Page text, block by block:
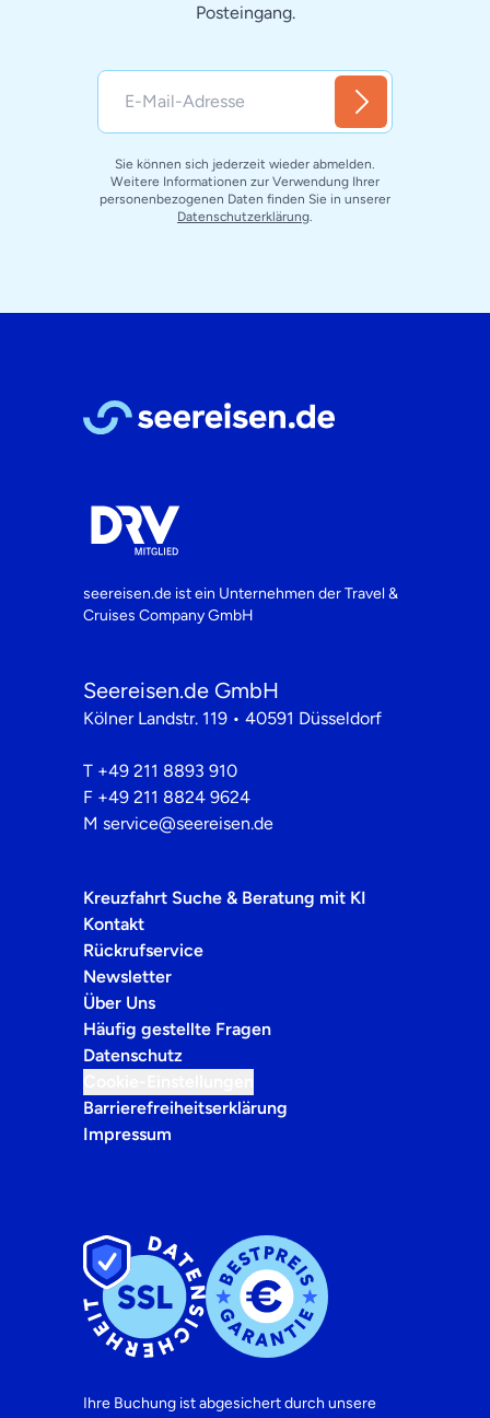
Posteingang.
Sie können sich jederzeit wieder abmelden.
Weitere Informationen zur Verwendung Ihrer
personenbezogenen Daten finden Sie in unserer
Datenschutzerklärung
seereisen.de ist ein Unternehmen derTravel &
Cruises Company GmbH
Seereisen.de GmbH
Kölner Landstr. 119 • 40591 Düsseldorf
T +49 211 8893 910
F +49 211 8824 9624
M service@seereisen.de
Kreuzfahrt Suche & Beratung mit KI
Kontakt
Rückrufservice
Newsletter
Über Uns
Häufig gestellte Fragen
Datenschutz
Barrierefreiheitserklärung
Impressum
Ihre Buchung ist abgesichert durch unsere